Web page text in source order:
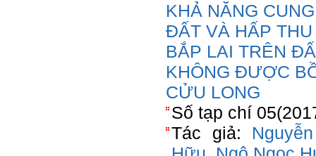
KHẢ NĂNG
ĐẤT VÀ HẤP
BẮP LAI TRÊN
KHÔNG ĐƯỢC
CỬU LONG
Số tạp chí
Tác giả: